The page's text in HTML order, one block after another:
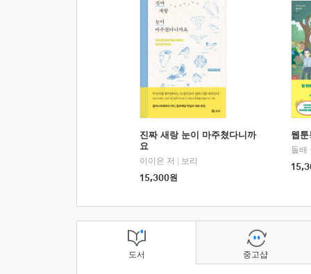
진짜 새랑 눈이 마주쳤다니까
요
이이은 저
보리
15,300원
웹
돌배
도서 중고샵